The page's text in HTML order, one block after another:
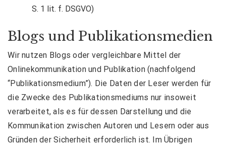
S. 1 lit. f. DSGVO)
Blogs und Publikationsmedien
Wir nutzen Blogs oder vergleichbare Mittel der
Onlinekommunikation und Publikation (nachfolgend
“Publikationsmedium”). Die Daten der Leser werden für
die Zwecke des Publikationsmediums nur insoweit
verarbeitet, als es für dessen Darstellung und die
Kommunikation zwischen Autoren und Lesern oder aus
Gründen der Sicherheit erforderlich ist. Im Übrigen